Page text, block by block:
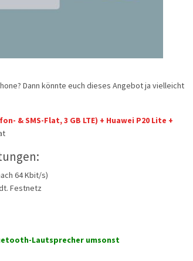
Dann könnte euch dieses Angebot ja vielleicht
& SMS-Flat, 3 GB LTE) + Huawei P20 Lite +
64 Kbit/s)
Festnetz
Lautsprecher umsonst